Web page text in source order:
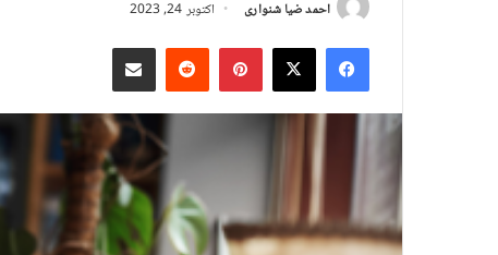
احمد ضیا شنواری اکتوبر 24, 2023
Facebook
X
Pinterest
Redditد بریښنالیک له لارې شریک کړئ